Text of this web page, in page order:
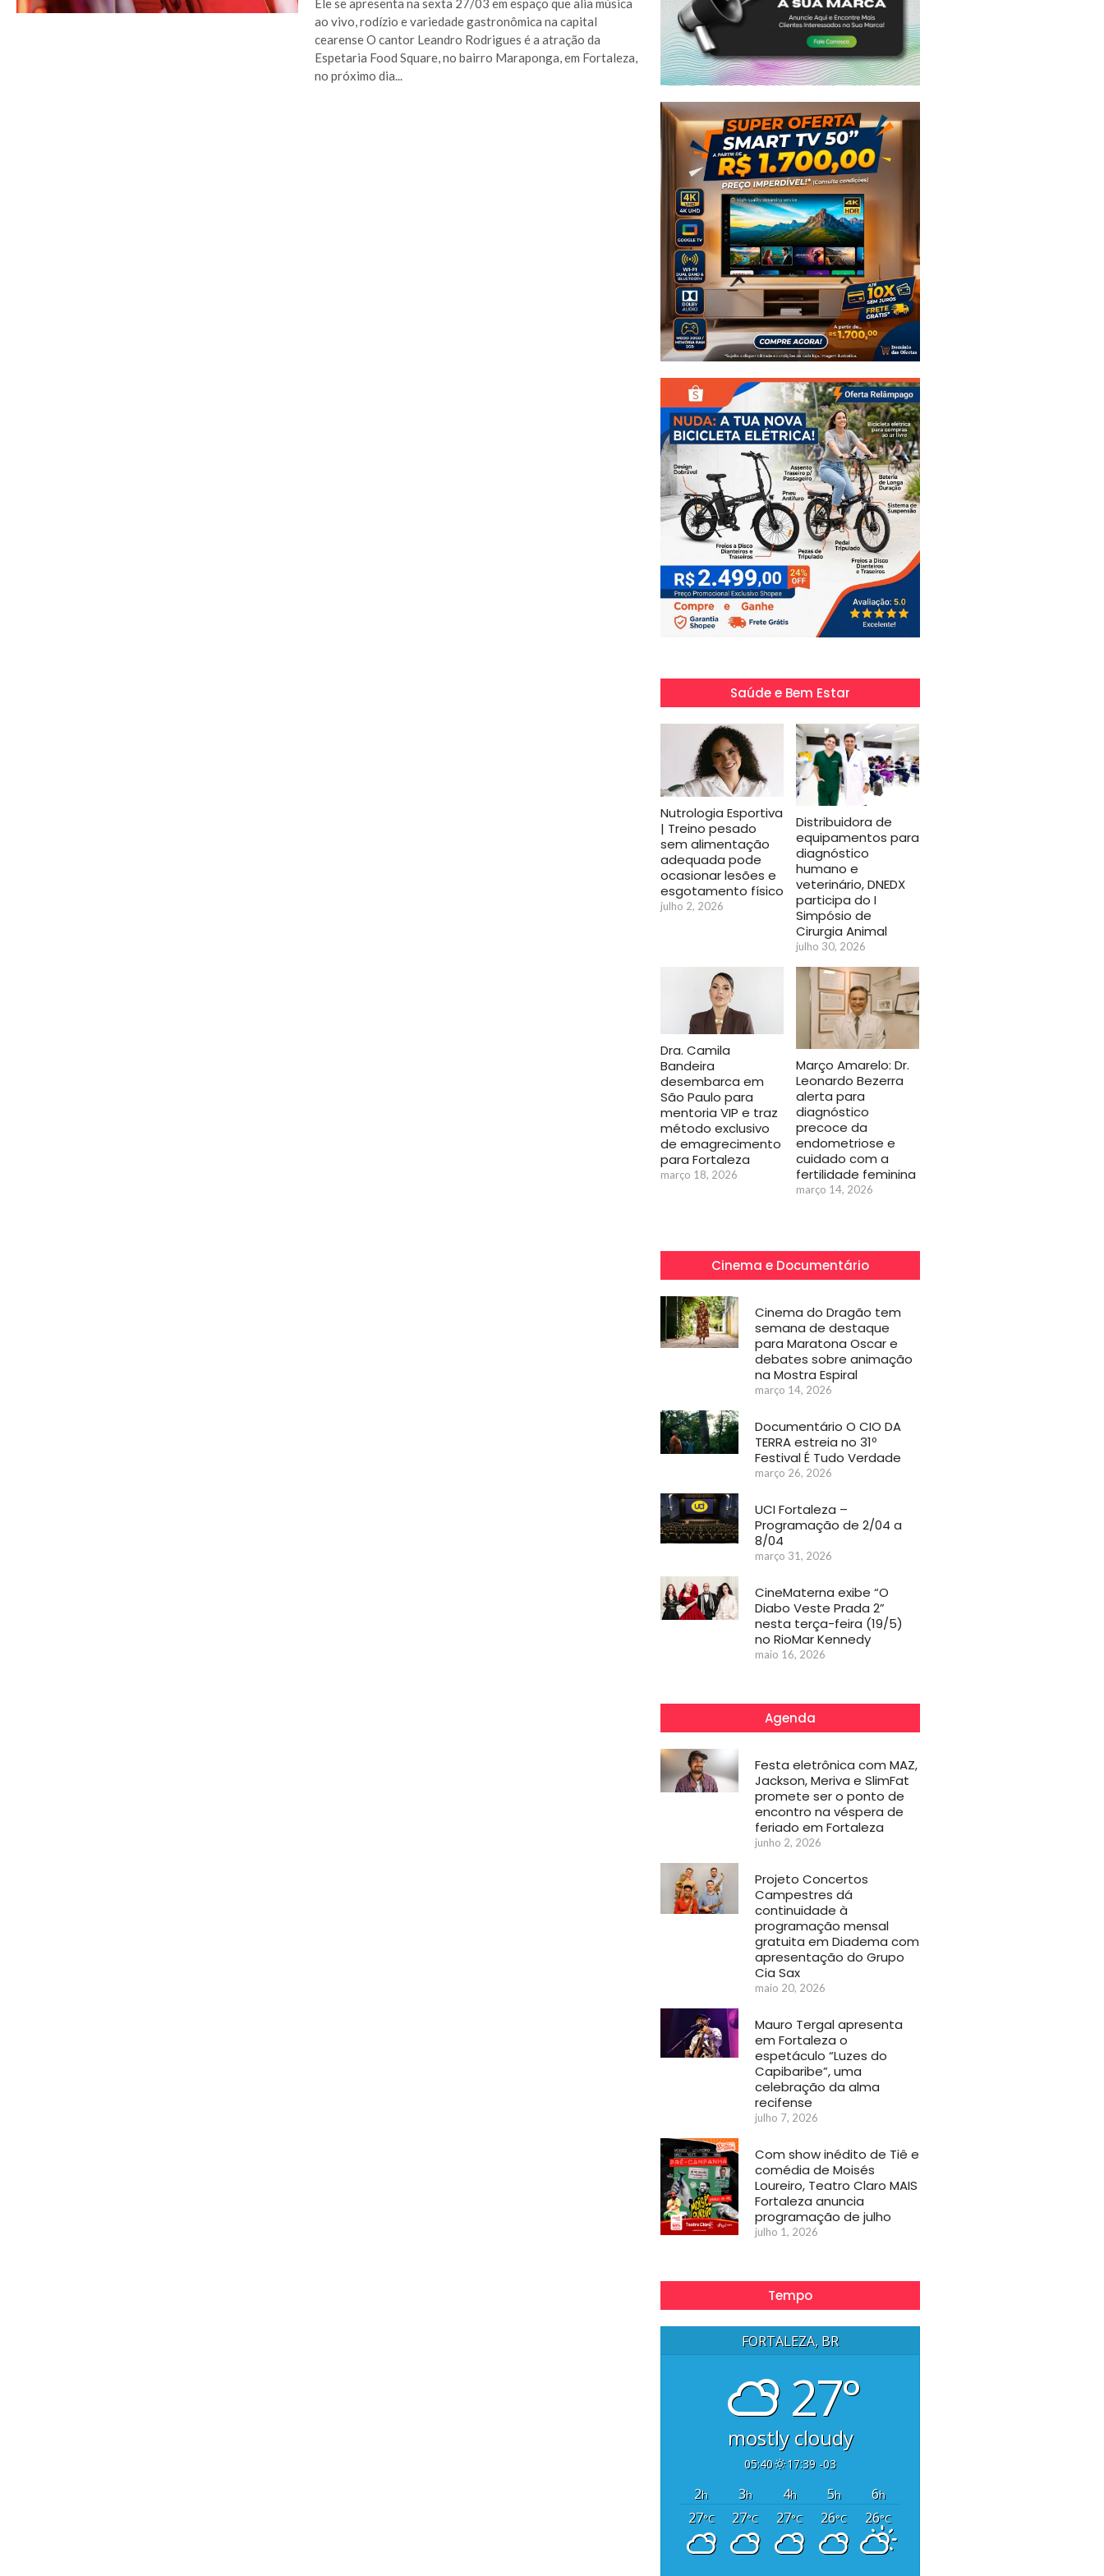
Ele se apresenta na sexta 27/03 em espaço que alia música
ao vivo, rodízio e variedade gastronômica na capital
cearense O cantor Leandro Rodrigues é a atração da
Espetaria Food Square, no bairro Maraponga, em Fortaleza,
no próximo dia...
Saúde e Bem Estar
Nutrologia Esportiva
| Treino pesado
sem alimentação
adequada pode
ocasionar lesões e
esgotamento físico
julho 2, 2026
Distribuidora de
equipamentos para
diagnóstico
humano e
veterinário, DNEDX
participa do I
Simpósio de
Cirurgia Animal
julho 30, 2026
Dra. Camila
Bandeira
desembarca em
São Paulo para
mentoria VIP e traz
método exclusivo
de emagrecimento
para Fortaleza
março 18, 2026
Março Amarelo: Dr.
Leonardo Bezerra
alerta para
diagnóstico
precoce da
endometriose e
cuidado com a
fertilidade feminina
março 14, 2026
Cinema e Documentário
Cinema do Dragão tem
semana de destaque
para Maratona Oscar e
debates sobre animação
na Mostra Espiral
março 14, 2026
Documentário O CIO DA
TERRA estreia no 31º
Festival É Tudo Verdade
março 26, 2026
UCI Fortaleza –
Programação de 2/04 a
8/04
março 31, 2026
CineMaterna exibe “O
Diabo Veste Prada 2”
nesta terça-feira (19/5)
no RioMar Kennedy
maio 16, 2026
Agenda
Festa eletrônica com MAZ,
Jackson, Meriva e SlimFat
promete ser o ponto de
encontro na véspera de
feriado em Fortaleza
junho 2, 2026
Projeto Concertos
Campestres dá
continuidade à
programação mensal
gratuita em Diadema com
apresentação do Grupo
Cia Sax
maio 20, 2026
Mauro Tergal apresenta
em Fortaleza o
espetáculo “Luzes do
Capibaribe”, uma
celebração da alma
recifense
julho 7, 2026
Com show inédito de Tiê e
comédia de Moisés
Loureiro, Teatro Claro MAIS
Fortaleza anuncia
programação de julho
julho 1, 2026
Tempo
FORTALEZA, BR
27°
mostly cloudy
05:40 17:39 -03
2h 3h 4h 5h 6h
27°C 27°C 27°C 26°C 26°C